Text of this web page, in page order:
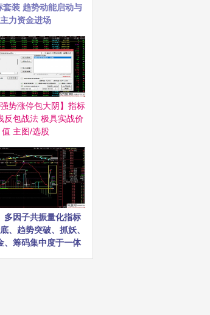
套装 趋势动能启动与
主力资金进场
势涨停包大阴】指标
反包战法 极具实战价
值 主图/选股
多因子共振量化指标
、趋势突破、抓妖、
、筹码集中度于一体